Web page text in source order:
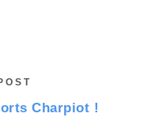
Charpiot !